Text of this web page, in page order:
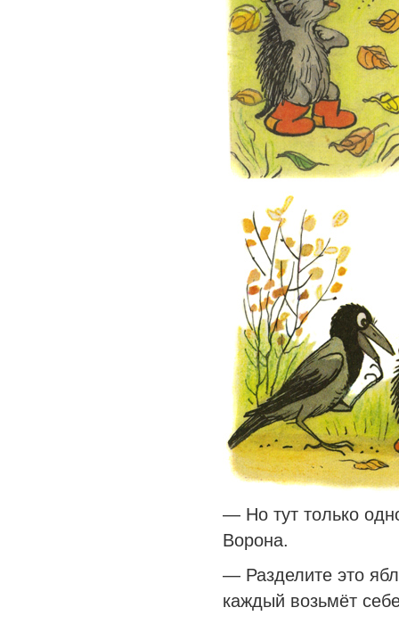
— Но тут только
Ворона.
— Разделите это
каждый возьмёт